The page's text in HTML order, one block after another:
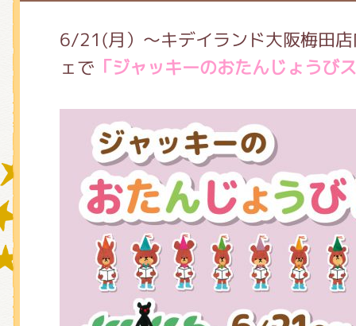
6/21(月）～キデイランド大阪梅田
ェで 「ジャッキーのおたんじょうび
ミュージカル・コンサート
おたのしみコンテンツ(クイズ・
チア ジャッキーズ！